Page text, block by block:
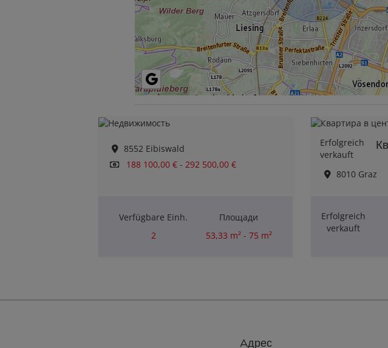
8552 Eibiswald
188 100,00 € - 292 500,00 €
Verfügbare Einh.
2
Площади
53,33 m² - 75 m²
Erfolgreich
verkauft
8010 Graz
Erfolgreich
verkauft
Aдрес